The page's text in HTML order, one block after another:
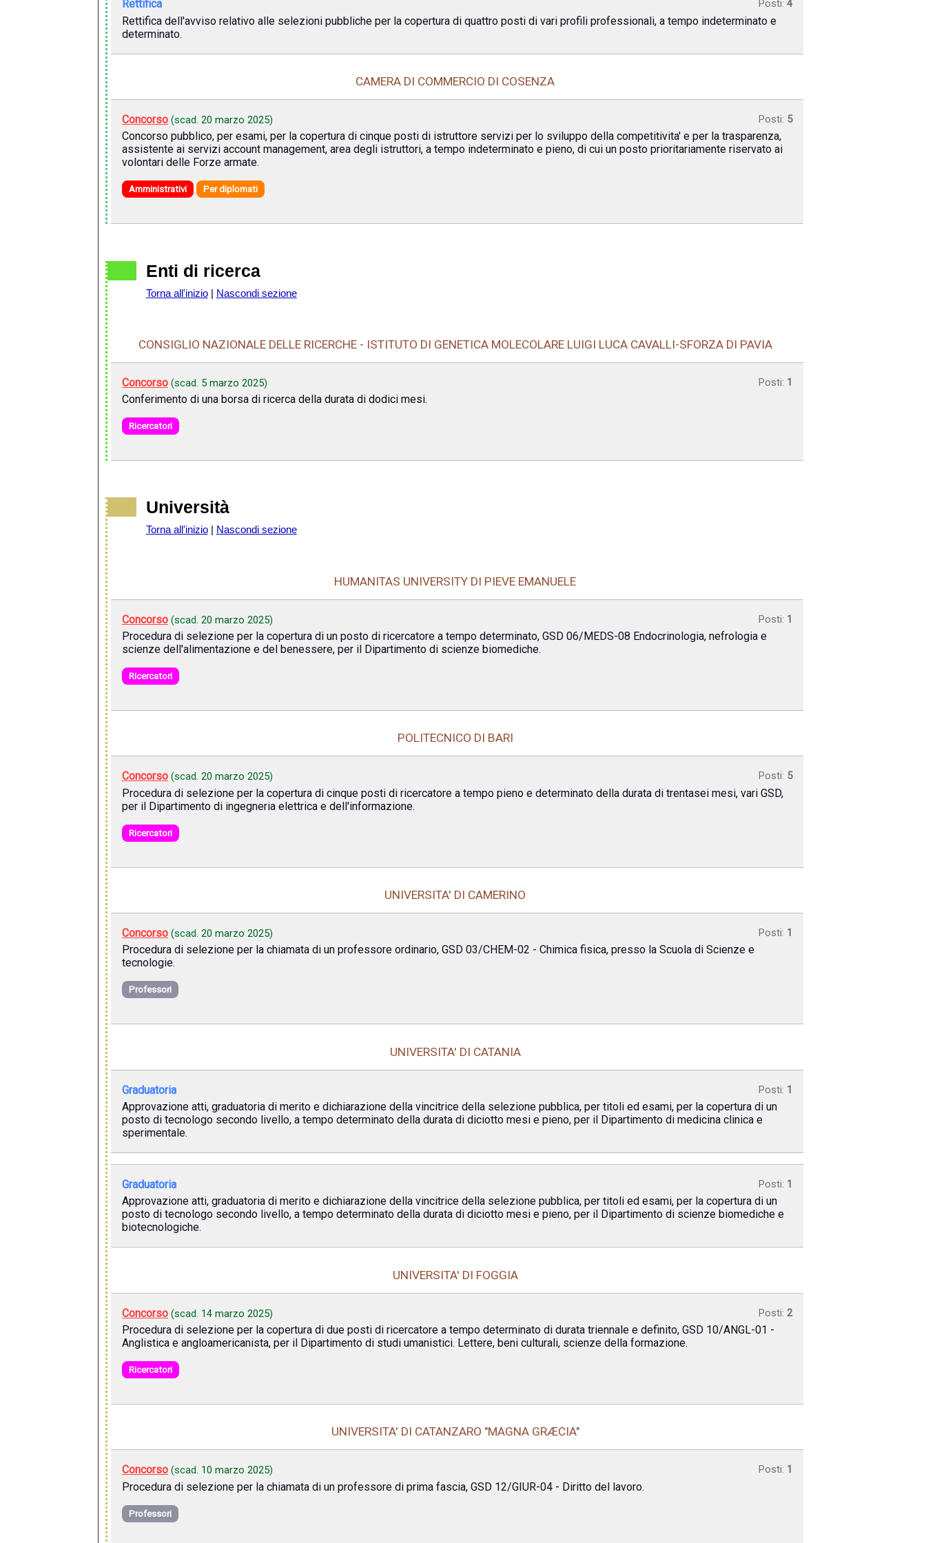
Rettifica Posti: 4
Rettifica dell'avviso relativo alle selezioni pubbliche per la copertura di quattro posti di vari profili professionali, a tempo indeterminato e
determinato.
CAMERA DI COMMERCIO DI COSENZA
Concorso (scad. 20 marzo 2025) Posti: 5
Concorso pubblico, per esami, per la copertura di cinque posti di istruttore servizi per lo sviluppo della competitivita' e per la trasparenza,
assistente ai servizi account management, area degli istruttori, a tempo indeterminato e pieno, di cui un posto prioritariamente riservato ai
volontari delle Forze armate.
Amministrativi Per diplomati
Enti di ricerca
Torna all'inizio| Nascondi sezione
CONSIGLIO NAZIONALE DELLE RICERCHE - ISTITUTO DI GENETICA MOLECOLARE LUIGI LUCA CAVALLI-SFORZA DI PAVIA
Concorso (scad. 5 marzo 2025) Posti: 1
Conferimento di una borsa di ricerca della durata di dodici mesi.
Ricercatori
Università
Torna all'inizio| Nascondi sezione
HUMANITAS UNIVERSITY DI PIEVE EMANUELE
Concorso (scad. 20 marzo 2025) Posti: 1
Procedura di selezione per la copertura di un posto di ricercatore a tempo determinato, GSD 06/MEDS-08 Endocrinologia, nefrologia e
scienze dell'alimentazione e del benessere, per il Dipartimento di scienze biomediche.
Ricercatori
POLITECNICO DI BARI
Concorso (scad. 20 marzo 2025) Posti: 5
Procedura di selezione per la copertura di cinque posti di ricercatore a tempo pieno e determinato della durata di trentasei mesi, vari GSD,
per il Dipartimento di ingegneria elettrica e dell'informazione.
Ricercatori
UNIVERSITA' DI CAMERINO
Concorso (scad. 20 marzo 2025) Posti: 1
Procedura di selezione per la chiamata di un professore ordinario, GSD 03/CHEM-02 - Chimica fisica, presso la Scuola di Scienze e
tecnologie.
Professori
UNIVERSITA' DI CATANIA
Graduatoria Posti: 1
Approvazione atti, graduatoria di merito e dichiarazione della vincitrice della selezione pubblica, per titoli ed esami, per la copertura di un
posto di tecnologo secondo livello, a tempo determinato della durata di diciotto mesi e pieno, per il Dipartimento di medicina clinica e
sperimentale.
Graduatoria Posti: 1
Approvazione atti, graduatoria di merito e dichiarazione della vincitrice della selezione pubblica, per titoli ed esami, per la copertura di un
posto di tecnologo secondo livello, a tempo determinato della durata di diciotto mesi e pieno, per il Dipartimento di scienze biomediche e
biotecnologiche.
UNIVERSITA' DI FOGGIA
Concorso (scad. 14 marzo 2025) Posti: 2
Procedura di selezione per la copertura di due posti di ricercatore a tempo determinato di durata triennale e definito, GSD 10/ANGL-01 -
Anglistica e angloamericanista, per il Dipartimento di studi umanistici. Lettere, beni culturali, scienze della formazione.
Ricercatori
UNIVERSITA' DI CATANZARO "MAGNA GRÆCIA"
Concorso (scad. 10 marzo 2025) Posti: 1
Procedura di selezione per la chiamata di un professore di prima fascia, GSD 12/GIUR-04 - Diritto del lavoro.
Professori